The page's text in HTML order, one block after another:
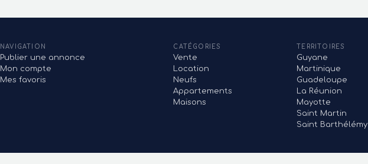
NAVIGATION
Publier une annonce
Mon compte
Mes favoris
CATÉGORIES
Vente
Location
Neufs
Appartements
Maisons
TERRITOIRES
Guyane
Martinique
Guadeloupe
La Réunion
Mayotte
Saint Martin
Saint Barthélémy